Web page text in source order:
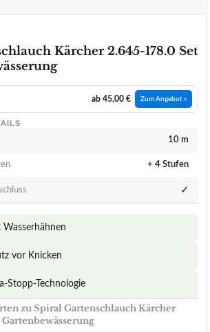
Kärcher 2.645-178.0 Set
ab 45,00 € Zum Angebot »
10 m
+ 4 Stufen
✓
vor Knicken
Stopp-Technologie
zu Spiral Gartenschlauch Kärcher